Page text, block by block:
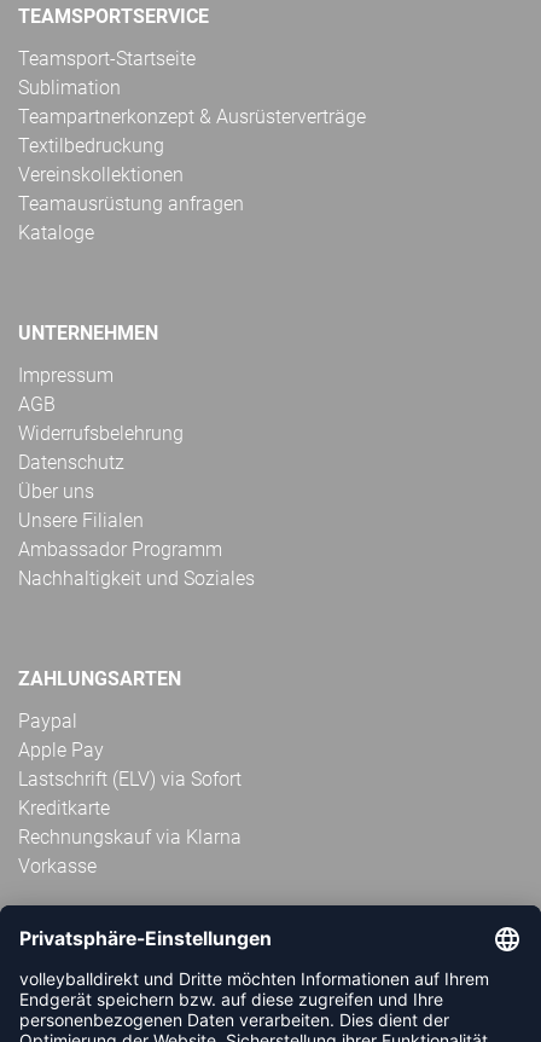
TEAMSPORTSERVICE
Teamsport-Startseite
Sublimation
Teampartnerkonzept & Ausrüsterverträge
Textilbedruckung
Vereinskollektionen
Teamausrüstung anfragen
Kataloge
UNTERNEHMEN
Impressum
AGB
Widerrufsbelehrung
Datenschutz
Über uns
Unsere Filialen
Ambassador Programm
Nachhaltigkeit und Soziales
ZAHLUNGSARTEN
Paypal
Apple Pay
Lastschrift (ELV) via Sofort
Kreditkarte
Rechnungskauf via Klarna
Vorkasse
ABONNIERE JETZT DEN KOSTENLOSEN
VOLLEYBALLDIREKT-NEWSLETTER UND VERPASSE KEINE
NEUIGKEIT ODER AKTION MEHR.